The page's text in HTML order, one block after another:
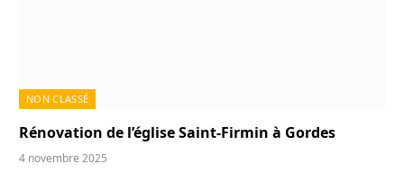
NON CLASSÉ
Rénovation de l’église Saint-Firmin à Gordes
4 novembre 2025